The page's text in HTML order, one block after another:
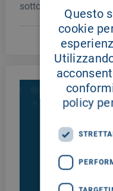
sottoposti a regimi di
Questo
cookie
policy